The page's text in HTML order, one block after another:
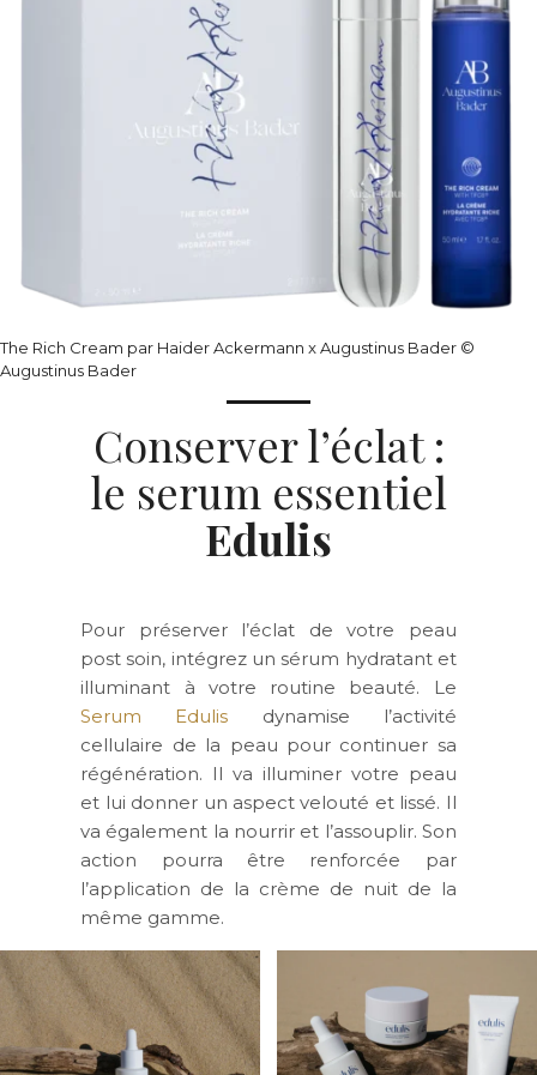
The Rich Cream par Haider Ackermann x Augustinus Bader ©
Augustinus Bader
Conserver l’éclat :
le serum essentiel
Edulis
Pour préserver l’éclat de votre peau
post soin, intégrez un sérum hydratant et
illuminant à votre routine beauté. Le
Serum Edulis dynamise l’activité
cellulaire de la peau pour continuer sa
régénération. Il va illuminer votre peau
et lui donner un aspect velouté et lissé. Il
va également la nourrir et l’assouplir. Son
action pourra être renforcée par
l’application de la crème de nuit de la
même gamme.